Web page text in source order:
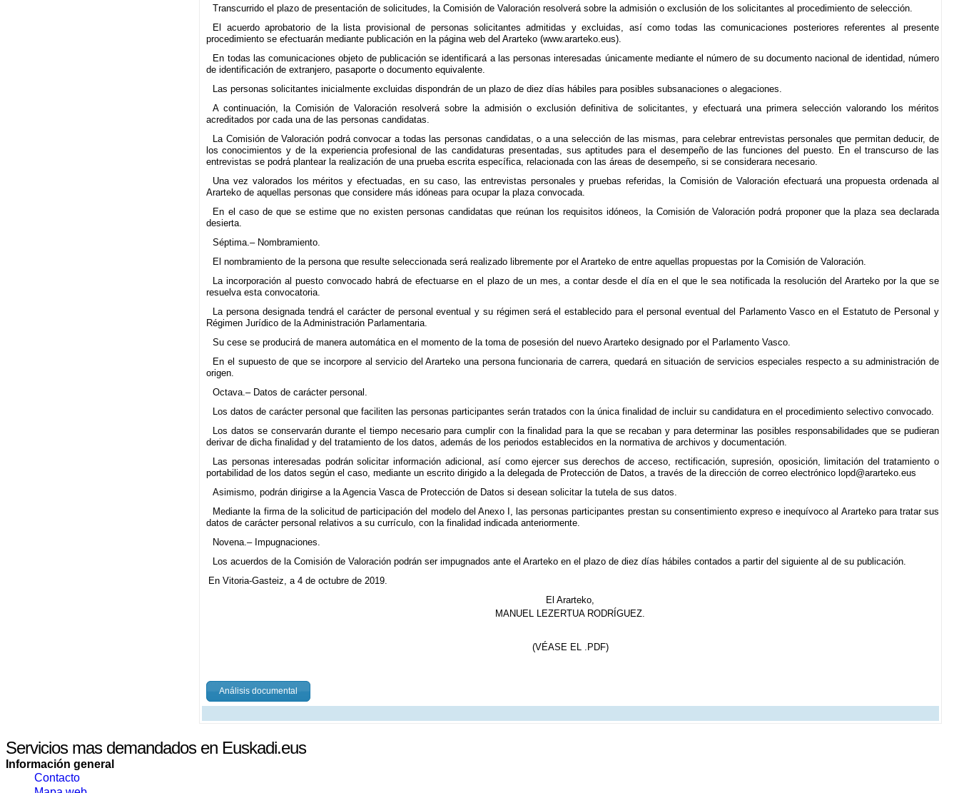
Transcurrido el plazo de presentación de solicitudes, la Comisión de Valoración resolverá sobre la admisión o exclusión de los solicitantes al procedimiento de selección.
El acuerdo aprobatorio de la lista provisional de personas solicitantes admitidas y excluidas, así como todas las comunicaciones posteriores referentes al presente
procedimiento se efectuarán mediante publicación en la página web del Ararteko (www.ararteko.eus).
En todas las comunicaciones objeto de publicación se identificará a las personas interesadas únicamente mediante el número de su documento nacional de identidad, número
de identificación de extranjero, pasaporte o documento equivalente.
Las personas solicitantes inicialmente excluidas dispondrán de un plazo de diez días hábiles para posibles subsanaciones o alegaciones.
A continuación, la Comisión de Valoración resolverá sobre la admisión o exclusión definitiva de solicitantes, y efectuará una primera selección valorando los méritos
acreditados por cada una de las personas candidatas.
La Comisión de Valoración podrá convocar a todas las personas candidatas, o a una selección de las mismas, para celebrar entrevistas personales que permitan deducir, de
los conocimientos y de la experiencia profesional de las candidaturas presentadas, sus aptitudes para el desempeño de las funciones del puesto. En el transcurso de las
entrevistas se podrá plantear la realización de una prueba escrita específica, relacionada con las áreas de desempeño, si se considerara necesario.
Una vez valorados los méritos y efectuadas, en su caso, las entrevistas personales y pruebas referidas, la Comisión de Valoración efectuará una propuesta ordenada al
Ararteko de aquellas personas que considere más idóneas para ocupar la plaza convocada.
En el caso de que se estime que no existen personas candidatas que reúnan los requisitos idóneos, la Comisión de Valoración podrá proponer que la plaza sea declarada
desierta.
Séptima.– Nombramiento.
El nombramiento de la persona que resulte seleccionada será realizado libremente por el Ararteko de entre aquellas propuestas por la Comisión de Valoración.
La incorporación al puesto convocado habrá de efectuarse en el plazo de un mes, a contar desde el día en el que le sea notificada la resolución del Ararteko por la que se
resuelva esta convocatoria.
La persona designada tendrá el carácter de personal eventual y su régimen será el establecido para el personal eventual del Parlamento Vasco en el Estatuto de Personal y
Régimen Jurídico de la Administración Parlamentaria.
Su cese se producirá de manera automática en el momento de la toma de posesión del nuevo Ararteko designado por el Parlamento Vasco.
En el supuesto de que se incorpore al servicio del Ararteko una persona funcionaria de carrera, quedará en situación de servicios especiales respecto a su administración de
origen.
Octava.– Datos de carácter personal.
Los datos de carácter personal que faciliten las personas participantes serán tratados con la única finalidad de incluir su candidatura en el procedimiento selectivo convocado.
Los datos se conservarán durante el tiempo necesario para cumplir con la finalidad para la que se recaban y para determinar las posibles responsabilidades que se pudieran
derivar de dicha finalidad y del tratamiento de los datos, además de los periodos establecidos en la normativa de archivos y documentación.
Las personas interesadas podrán solicitar información adicional, así como ejercer sus derechos de acceso, rectificación, supresión, oposición, limitación del tratamiento o
portabilidad de los datos según el caso, mediante un escrito dirigido a la delegada de Protección de Datos, a través de la dirección de correo electrónico lopd@ararteko.eus
Asimismo, podrán dirigirse a la Agencia Vasca de Protección de Datos si desean solicitar la tutela de sus datos.
Mediante la firma de la solicitud de participación del modelo del Anexo I, las personas participantes prestan su consentimiento expreso e inequívoco al Ararteko para tratar sus
datos de carácter personal relativos a su currículo, con la finalidad indicada anteriormente.
Novena.– Impugnaciones.
Los acuerdos de la Comisión de Valoración podrán ser impugnados ante el Ararteko en el plazo de diez días hábiles contados a partir del siguiente al de su publicación.
En Vitoria-Gasteiz, a 4 de octubre de 2019.
El Ararteko,
MANUEL LEZERTUA RODRÍGUEZ.
(VÉASE EL .PDF)
Análisis documental
Servicios mas demandados en Euskadi.eus
Información general
Contacto